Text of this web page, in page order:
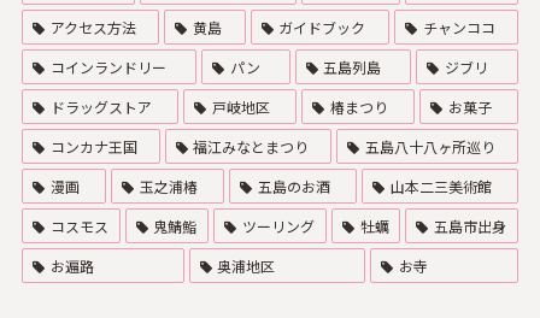
アクセス方法
黄島 ガイドブック
チャンココ
コインランドリー
パン 五島列島
ジブリ
ドラッグストア
戸岐地区 椿まつり
お菓子
コンカナ王国
福江みなとまつり
五島八十八ヶ所巡り
漫画
玉之浦椿 五島のお酒
山本二三美術館
コスモス
鬼鯖鮨 ツーリング 牡蠣
五島市出身
お遍路
奥浦地区 お寺